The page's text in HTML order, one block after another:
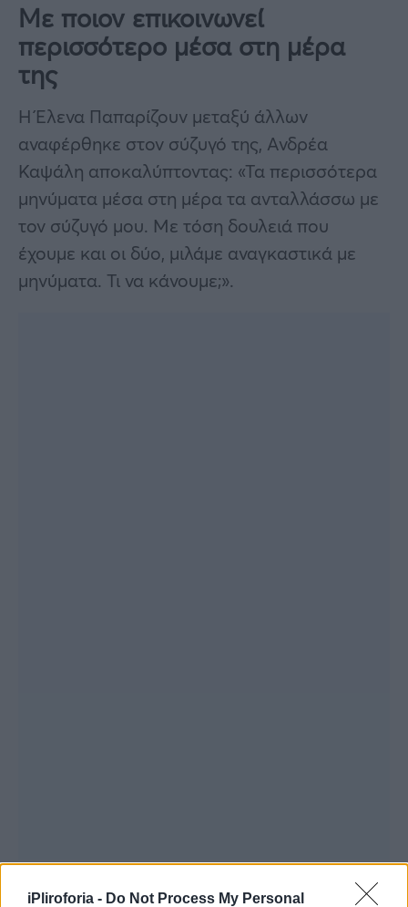
iPliroforia - Do Not Process My Personal
Με ποιον επικοινωνεί
περισσότερο μέσα στη μέρα
της
Η Έλενα Παπαρίζουν μεταξύ άλλων
αναφέρθηκε στον σύζυγό της, Ανδρέα
Καψάλη αποκαλύπτοντας: «Τα περισσότερα
μηνύματα μέσα στη μέρα τα ανταλλάσσω με
τον σύζυγό μου. Με τόση δουλειά που
έχουμε και οι δύο, μιλάμε αναγκαστικά με
μηνύματα. Τι να κάνουμε;».